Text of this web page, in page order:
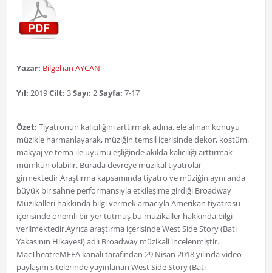
Yazar: Bilgehan AYCAN
Yıl: 2019Cilt: 3Sayı: 2Sayfa: 7-17
Özet: Tiyatronun kalıcılığını arttırmak adına, ele alınan konuyu
müzikle harmanlayarak, müziğin temsil içerisinde dekor, kostüm,
makyaj ve tema ile uyumu eşliğinde akılda kalıcılığı arttırmak
mümkün olabilir. Burada devreye müzikal tiyatrolar
girmektedir.Araştırma kapsamında tiyatro ve müziğin aynı anda
büyük bir sahne performansıyla etkileşime girdiği Broadway
Müzikalleri hakkında bilgi vermek amacıyla Amerikan tiyatrosu
içerisinde önemli bir yer tutmuş bu müzikaller hakkında bilgi
verilmektedir.Ayrıca araştırma içerisinde West Side Story (Batı
Yakasının Hikayesi) adlı Broadway müzikali incelenmiştir.
MacTheatreMFFA kanalı tarafından 29 Nisan 2018 yılında video
paylaşım sitelerinde yayınlanan West Side Story (Batı